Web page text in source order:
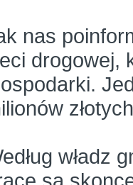
nas
drogo­wej,
władz